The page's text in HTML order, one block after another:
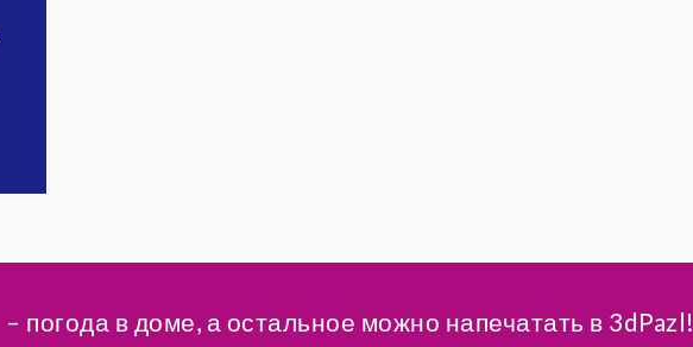
– погода в доме, а остальное можно напечатать в 3dPazl!